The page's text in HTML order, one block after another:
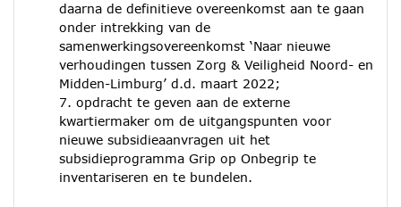
daarna de definitieve overeenkomst aan te gaan
onder intrekking van de
samenwerkingsovereenkomst ‘Naar nieuwe
verhoudingen tussen Zorg & Veiligheid Noord- en
Midden-Limburg’ d.d. maart 2022;
7. opdracht te geven aan de externe
kwartiermaker om de uitgangspunten voor
nieuwe subsidieaanvragen uit het
subsidieprogramma Grip op Onbegrip te
inventariseren en te bundelen.